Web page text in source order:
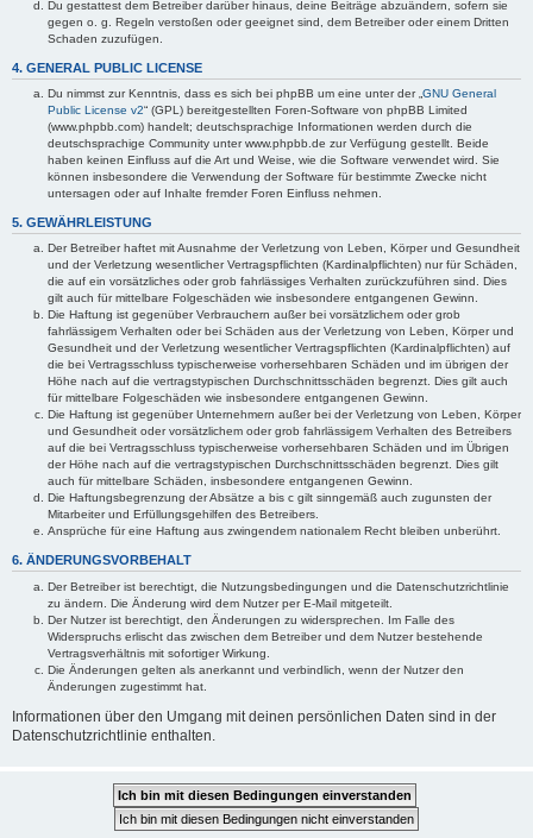
Du gestattest dem Betreiber darüber hinaus, deine Beiträge abzuändern, sofern sie
gegen o. g. Regeln verstoßen oder geeignet sind, dem Betreiber oder einem Dritten
Schaden zuzufügen.
4. GENERAL PUBLIC LICENSE
Du nimmst zur Kenntnis, dass es sich bei phpBB um eine unter der „ GNU General
Public License v2“ (GPL) bereitgestellten Foren-Software von phpBB Limited
(www.phpbb.com) handelt; deutschsprachige Informationen werden durch die
deutschsprachige Community unter www.phpbb.de zur Verfügung gestellt. Beide
haben keinen Einfluss auf die Art und Weise, wie die Software verwendet wird. Sie
können insbesondere die Verwendung der Software für bestimmte Zwecke nicht
untersagen oder auf Inhalte fremder Foren Einfluss nehmen.
5. GEWÄHRLEISTUNG
Der Betreiber haftet mit Ausnahme der Verletzung von Leben, Körper und Gesundheit
und der Verletzung wesentlicher Vertragspflichten (Kardinalpflichten) nur für Schäden,
die auf ein vorsätzliches oder grob fahrlässiges Verhalten zurückzuführen sind. Dies
gilt auch für mittelbare Folgeschäden wie insbesondere entgangenen Gewinn.
Die Haftung ist gegenüber Verbrauchern außer bei vorsätzlichem oder grob
fahrlässigem Verhalten oder bei Schäden aus der Verletzung von Leben, Körper und
Gesundheit und der Verletzung wesentlicher Vertragspflichten (Kardinalpflichten) auf
die bei Vertragsschluss typischerweise vorhersehbaren Schäden und im übrigen der
Höhe nach auf die vertragstypischen Durchschnittsschäden begrenzt. Dies gilt auch
für mittelbare Folgeschäden wie insbesondere entgangenen Gewinn.
Die Haftung ist gegenüber Unternehmern außer bei der Verletzung von Leben, Körper
und Gesundheit oder vorsätzlichem oder grob fahrlässigem Verhalten des Betreibers
auf die bei Vertragsschluss typischerweise vorhersehbaren Schäden und im Übrigen
der Höhe nach auf die vertragstypischen Durchschnittsschäden begrenzt. Dies gilt
auch für mittelbare Schäden, insbesondere entgangenen Gewinn.
Die Haftungsbegrenzung der Absätze a bis c gilt sinngemäß auch zugunsten der
Mitarbeiter und Erfüllungsgehilfen des Betreibers.
Ansprüche für eine Haftung aus zwingendem nationalem Recht bleiben unberührt.
6. ÄNDERUNGSVORBEHALT
Der Betreiber ist berechtigt, die Nutzungsbedingungen und die Datenschutzrichtlinie
zu ändern. Die Änderung wird dem Nutzer per E-Mail mitgeteilt.
Der Nutzer ist berechtigt, den Änderungen zu widersprechen. Im Falle des
Widerspruchs erlischt das zwischen dem Betreiber und dem Nutzer bestehende
Vertragsverhältnis mit sofortiger Wirkung.
Die Änderungen gelten als anerkannt und verbindlich, wenn der Nutzer den
Änderungen zugestimmt hat.
Informationen über den Umgang mit deinen persönlichen Daten sind in der
Datenschutzrichtlinie enthalten.